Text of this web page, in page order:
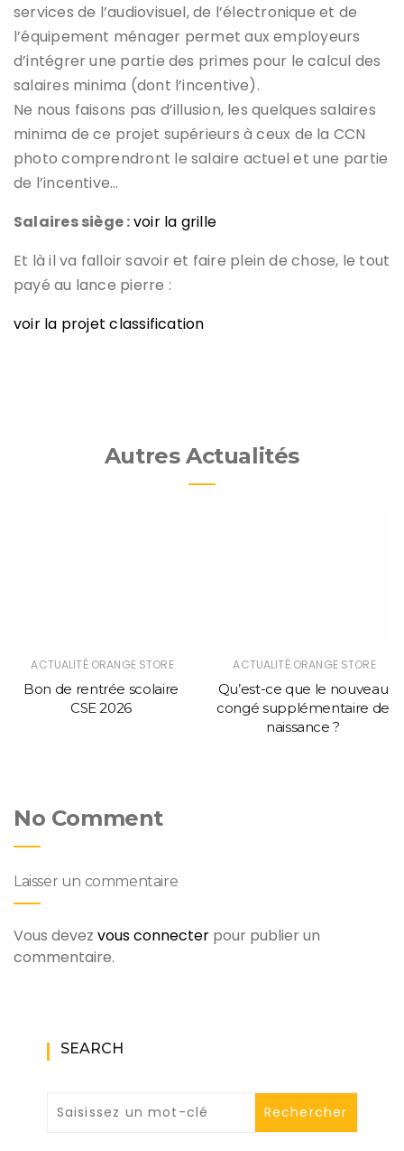
services de l’audiovisuel, de l’électronique et de
l’équipement ménager permet aux employeurs
d’intégrer une partie des primes pour le calcul des
salaires minima (dont l’incentive).
Ne nous faisons pas d’illusion, les quelques salaires
minima de ce projet supérieurs à ceux de la CCN
photo comprendront le salaire actuel et une partie
de l’incentive…
Salaires siège :voir la grille
Et là il va falloir savoir et faire plein de chose, le tout
payé au lance pierre :
voir la projet classification
Autres Actualités
ACTUALITÉ ORANGE STORE
Bon de rentrée scolaire
CSE 2026
ACTUALITÉ ORANGE STORE
Qu’est-ce que le nouveau
congé supplémentaire de
naissance ?
No Comment
Laisser un commentaire
Vous devez vous connecter pour publier un
commentaire.
SEARCH